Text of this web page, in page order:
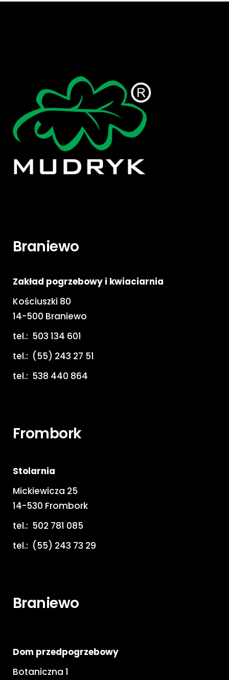
Braniewo
Zakład pogrzebowy i kwiaciarnia
Kościuszki 80
14-500 Braniewo
tel.: 503 134 601
tel.: (55) 243 27 51
tel.: 538 440 864
Frombork
Stolarnia
Mickiewicza 25
14-530 Frombork
tel.: 502 781 085
tel.: (55) 243 73 29
Braniewo
Dom przedpogrzebowy
Botaniczna 1